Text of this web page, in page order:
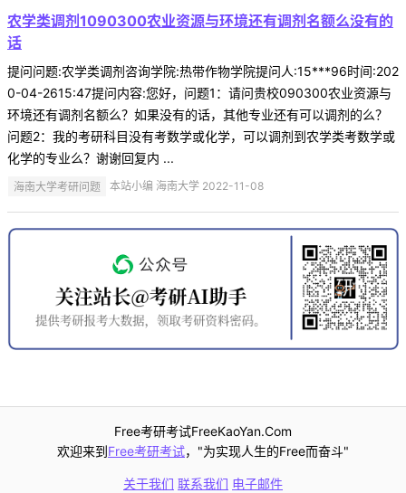
农学类调剂1090300农业资源与环境还有调剂名额么没有的
话
提问问题:农学类调剂咨询学院:热带作物学院提问人:15***96时间:202
0-04-2615:47提问内容:您好，问题1：请问贵校090300农业资源与
环境还有调剂名额么？如果没有的话，其他专业还有可以调剂的么？
问题2：我的考研科目没有考数学或化学，可以调剂到农学类考数学或
化学的专业么？谢谢回复内 ...
海南大学考研问题 本站小编 海南大学 2022-11-08
Free考研考试FreeKaoYan.Com
欢迎来到Free考研考试，"为实现人生的Free而奋斗"
关于我们 联系我们 电子邮件